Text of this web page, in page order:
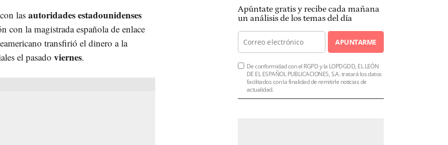
las autoridades estadounidenses
con la magistrada española de enlace
transfirió el dinero a la
el pasado viernes.
Apúntate gratis y recibe cada mañana
un análisis de los temas del día
APUNTARME
De conformidad con el RGPD y la LOPDGDD, EL LEÓN
DE EL ESPAÑOL PUBLICACIONES, S.A. tratará los datos
facilitados con la finalidad de remitirle noticias de
actualidad.